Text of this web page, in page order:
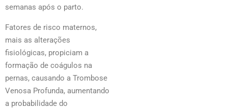
semanas após o parto.
Fatores de risco maternos,
mais as alterações
fisiológicas, propiciam a
formação de coágulos na
pernas, causando a Trombose
Venosa Profunda, aumentando
a probabilidade do